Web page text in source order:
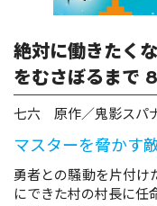
絶対に働きたく
をむさぼるまで 8
七六 原作／鬼影スパ
マスターを脅かす
勇者との騒動を片付け
にできた村の村長に任